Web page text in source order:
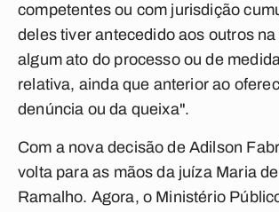
competentes ou com jurisdição
deles tiver antecedido aos outros
algum ato do processo ou de
relativa, ainda que anterior ao
denúncia ou da queixa".
Com a nova decisão de Adilson
volta para as mãos da juíza Maria
Ramalho. Agora, o Ministério